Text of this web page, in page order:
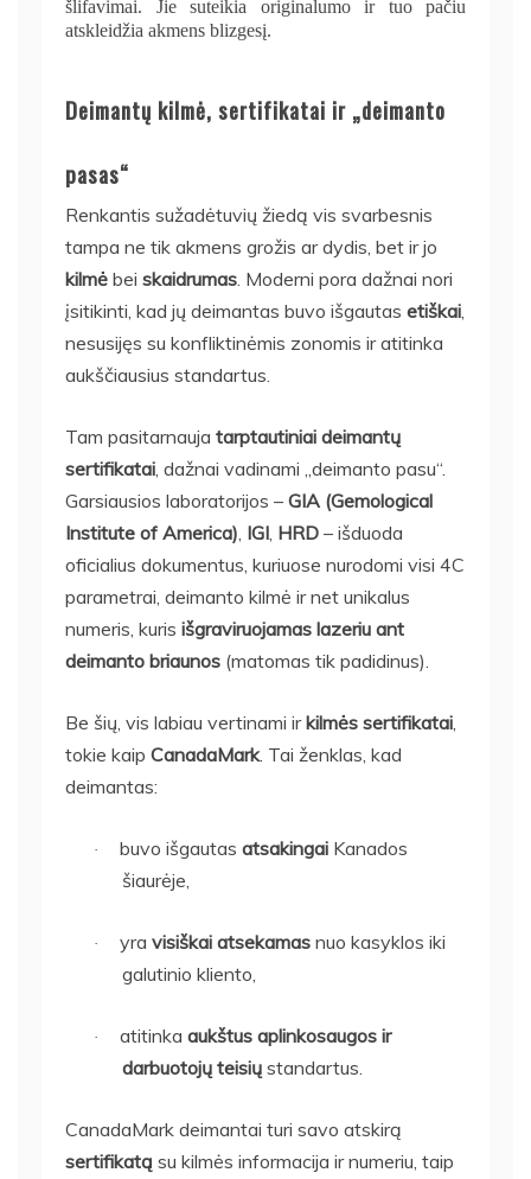
šlifavimai. Jie suteikia originalumo ir tuo pačiu
atskleidžia akmens blizgesį.
Deimantų kilmė, sertifikatai ir „deimanto
pasas“
Renkantis sužadėtuvių žiedą vis svarbesnis
tampa ne tik akmens grožis ar dydis, bet ir jo
kilmė bei skaidrumas . Moderni pora dažnai nori
įsitikinti, kad jų deimantas buvo išgautas etiškai
nesusijęs su konfliktinėmis zonomis ir atitinka
aukščiausius standartus.
Tam pasitarnauja tarptautiniai deimantų
sertifikatai , dažnai vadinami „deimanto pasu“.
Garsiausios laboratorijos – GIA (Gemological
Institute of America) IGI HRD – išduoda
oficialius dokumentus, kuriuose nurodomi visi 4C
parametrai, deimanto kilmė ir net unikalus
numeris, kuris išgraviruojamas lazeriu ant
deimanto briaunos (matomas tik padidinus).
Be šių, vis labiau vertinami irkilmės sertifikatai
tokie kaip CanadaMark. Tai ženklas, kad
deimantas:
· buvo išgautas atsakingai Kanados
šiaurėje,
· yra visiškai atsekamas nuo kasyklos iki
galutinio kliento,
· atitinka aukštus aplinkosaugos ir
darbuotojų teisių standartus.
CanadaMark deimantai turi savo atskirą
sertifikatą su kilmės informacija ir numeriu, taip